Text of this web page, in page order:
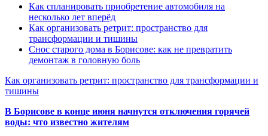
Как спланировать приобретение автомобиля на
несколько лет вперёд
Как организовать ретрит: пространство для
трансформации и тишины
Снос старого дома в Борисове: как не превратить
демонтаж в головную боль
Как организовать ретрит: пространство для трансформации и
тишины
В Борисове в конце июня начнутся отключения горячей
воды: что известно жителям